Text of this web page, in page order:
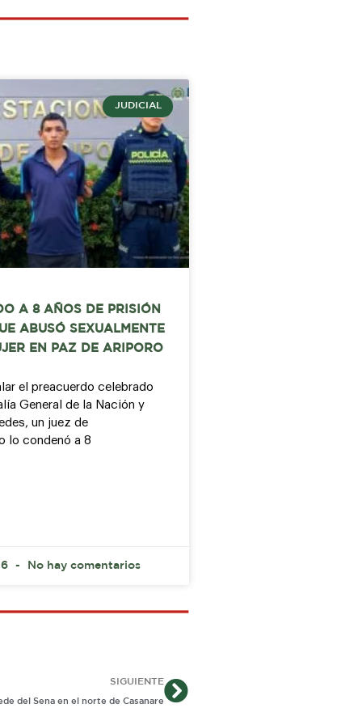
JUDICIAL
A 8 AÑOS DE PRISIÓN
ABUSÓ SEXUALMENTE
EN PAZ DE ARIPORO
el preacuerdo celebrado
General de la Nación y
un juez de
lo condenó a 8
No hay comentarios
SIGUIENTE
del Sena en el norte de Casanare
Siguiente